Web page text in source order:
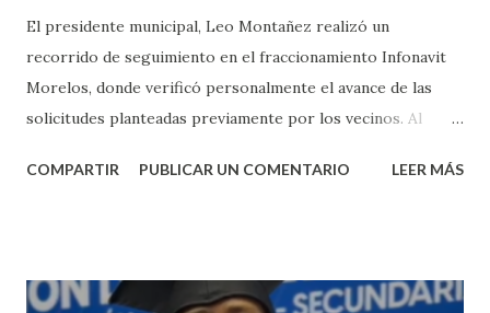
El presidente municipal, Leo Montañez realizó un
recorrido de seguimiento en el fraccionamiento Infonavit
Morelos, donde verificó personalmente el avance de las
solicitudes planteadas previamente por los vecinos. Al
áreas de oportunidad que exigen atención inmediata:
Leo Montañez instruyó a las áreas correspondientes a
COMPARTIR PUBLICAR UN COMENTARIO LEER MÁS